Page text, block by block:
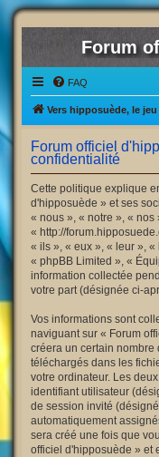
Forum
FAQ
Vers hipposuède, le jeu
Forum officiel
confidentialité
Cette politique explique
d'hipposuède » et ses
« nous », « notre », «
« http://
« ils », « eux », « leur »,
« phpBB Limited », «
information collectée
votre part (désignée ci-
Vos informations sont
naviguant sur « Forum
créera un certain nombre
téléchargés dans les
votre ordinateur. Les
identifiant utilisateur
de session invité
automatiquement
sera créé une fois que
officiel d'hipposuède » et